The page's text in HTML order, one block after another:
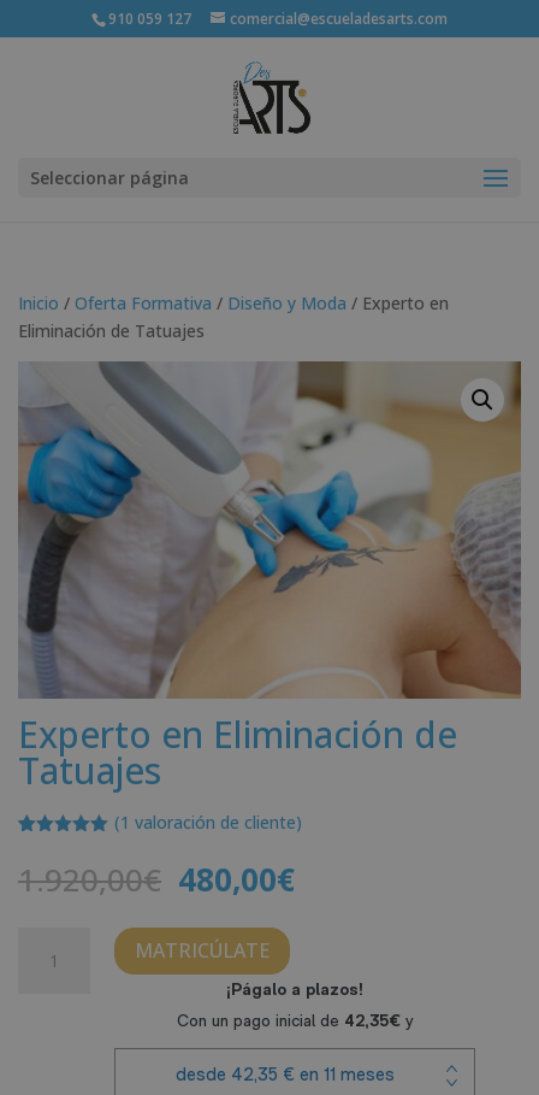
910 059 127 comercial@escueladesarts.com
Seleccionar página
Inicio / Oferta Formativa / Diseño y Moda / Experto en
Eliminación de Tatuajes
Experto en Eliminación de
Tatuajes
5 en base
valoración
(1 valoración de cliente)
1.920,00€ El
precio
original
era:
1.920,00€.
480,00€El
480,00€.
MATRICÚLATE